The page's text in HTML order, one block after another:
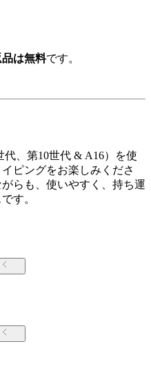
品は無料です。
代、第10世代 & A16）を使
ピングをお楽しみくださ
らも、使いやすく、持ち運
す。